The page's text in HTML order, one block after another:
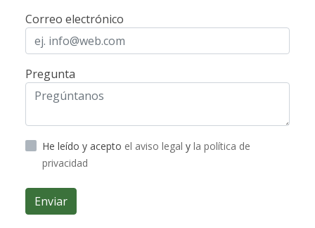
Correo electrónico
Pregunta
He leído y acepto el aviso legal y la política de
privacidad
Enviar